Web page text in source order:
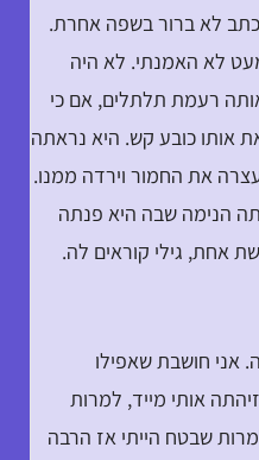
לא ברור בשפה אחרת.
לא האמנתי. לא היה
רעמת תלתלים, אם כי
אותו כובע קש. היא נראתה
את החמור וירדה ממנו.
הנימה שבה היא פנתה
אחת, גילי קוראים לה.
אני חושבת שאפילו
אותי מייד, למרות
שבטח הייתי אז הרבה